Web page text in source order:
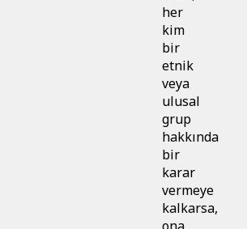
her
kim
bir
etnik
veya
ulusal
grup
hakkında
bir
karar
vermeye
kalkarsa,